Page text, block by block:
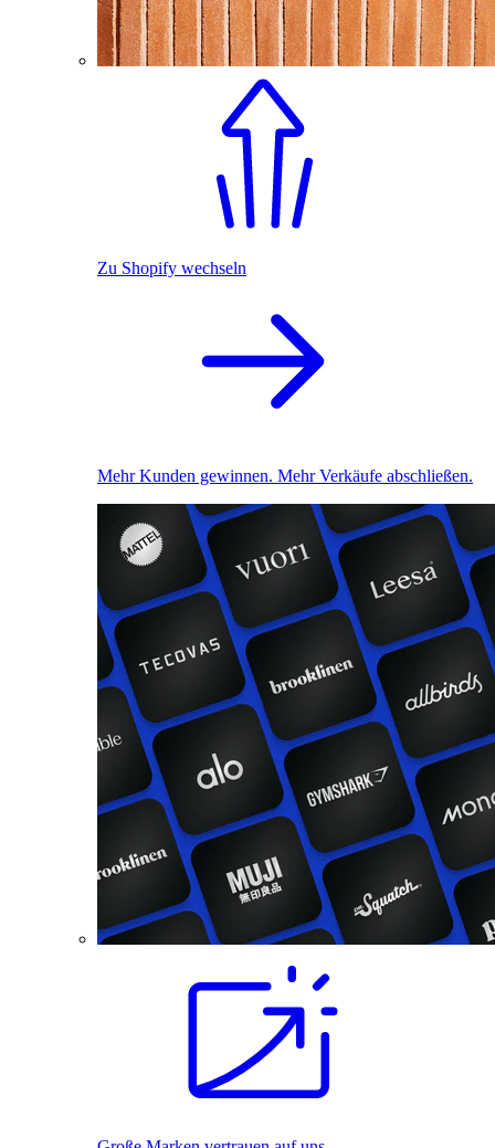
Zu Shopify wechseln
Mehr Kunden gewinnen. Mehr Verkäufe abschließen.